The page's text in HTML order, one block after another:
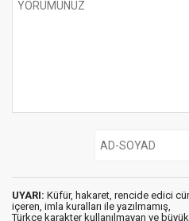
UYARI: Küfür, hakaret, rencide edici
içeren, imla kuralları ile yazılmamış,
Türkçe karakter kullanılmayan ve